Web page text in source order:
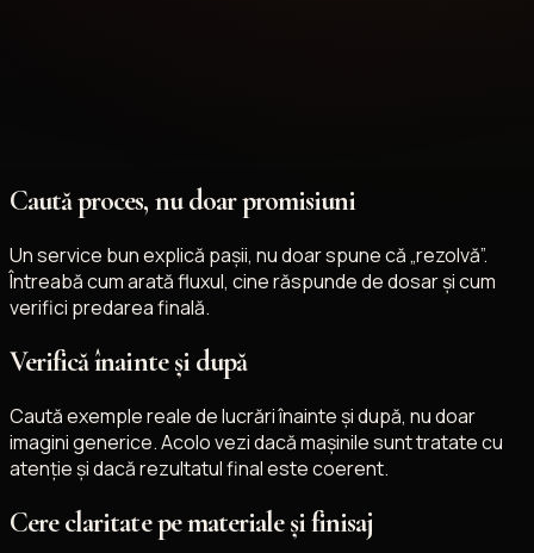
Caută proces, nu doar promisiuni
Un service bun explică pașii, nu doar spune că „rezolvă”.
Întreabă cum arată fluxul, cine răspunde de dosar și cum
verifici predarea finală.
Verifică înainte și după
Caută exemple reale de lucrări înainte și după, nu doar
imagini generice. Acolo vezi dacă mașinile sunt tratate cu
atenție și dacă rezultatul final este coerent.
Cere claritate pe materiale și finisaj